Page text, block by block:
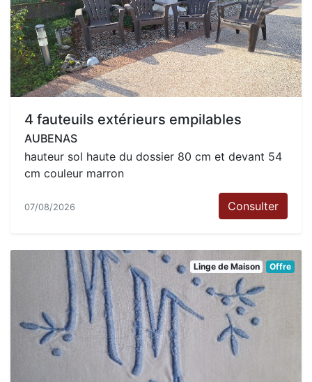
4 fauteuils extérieurs empilables
AUBENAS
hauteur sol haute du dossier 80 cm et devant 54
cm couleur marron
07/08/2026 Consulter
Linge de Maison Offre